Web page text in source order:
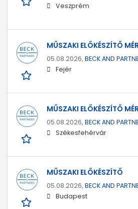
Veszprém
MŰSZAKI ELŐKÉSZÍTŐ
05.08.2026, BECK AND
Fejér
MŰSZAKI ELŐKÉSZÍTŐ
05.08.2026, BECK AND
Székesfehérvár
MŰSZAKI ELŐKÉSZÍTŐ
05.08.2026, BECK AND
Budapest